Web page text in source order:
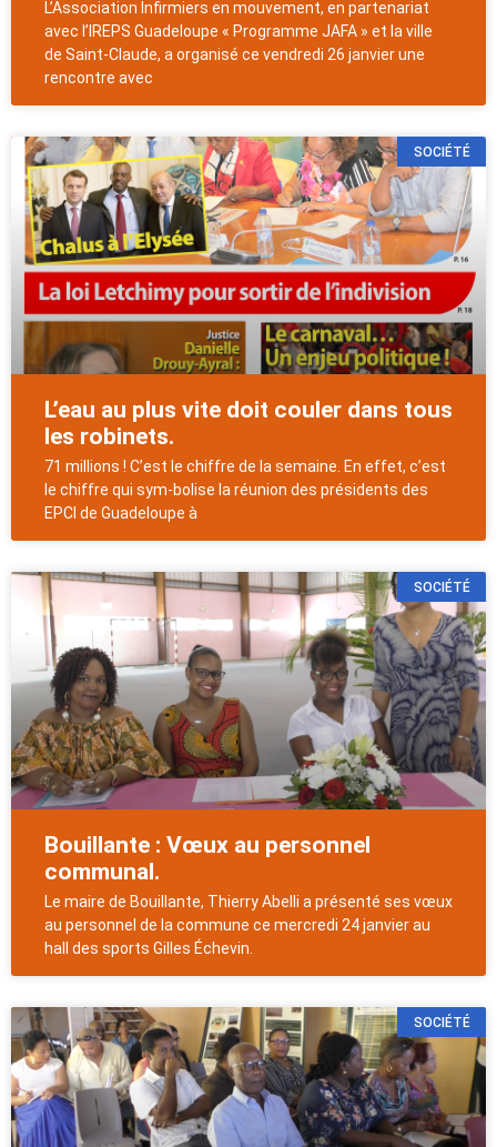
L’Association Infirmiers en mouvement, en partenariat
avec l’IREPS Guadeloupe « Programme JAFA » et la ville
de Saint-Claude, a organisé ce vendredi 26 janvier une
rencontre avec
SOCIÉTÉ
L’eau au plus vite doit couler dans tous
les robinets.
71 millions ! C’est le chiffre de la semaine. En effet, c’est
le chiffre qui sym-bolise la réunion des présidents des
EPCI de Guadeloupe à
SOCIÉTÉ
Bouillante : Vœux au personnel
communal.
Le maire de Bouillante, Thierry Abelli a présenté ses vœux
au personnel de la commune ce mercredi 24 janvier au
hall des sports Gilles Échevin.
SOCIÉTÉ